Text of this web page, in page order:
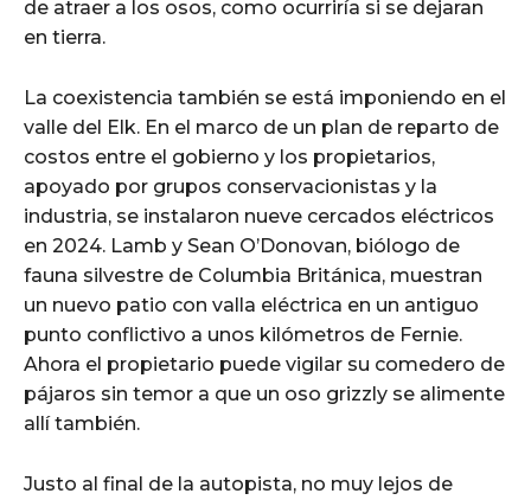
de atraer a los osos, como ocurriría si se dejaran
en tierra.
La coexistencia también se está imponiendo en el
valle del Elk. En el marco de un plan de reparto de
costos entre el gobierno y los propietarios,
apoyado por grupos conservacionistas y la
industria, se instalaron nueve cercados eléctricos
en 2024. Lamb y Sean O’Donovan, biólogo de
fauna silvestre de Columbia Británica, muestran
un nuevo patio con valla eléctrica en un antiguo
punto conflictivo a unos kilómetros de Fernie.
Ahora el propietario puede vigilar su comedero de
pájaros sin temor a que un oso grizzly se alimente
allí también.
Justo al final de la autopista, no muy lejos de